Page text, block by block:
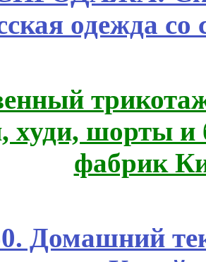
одежда
худи, шорты
фабрик
Домашний